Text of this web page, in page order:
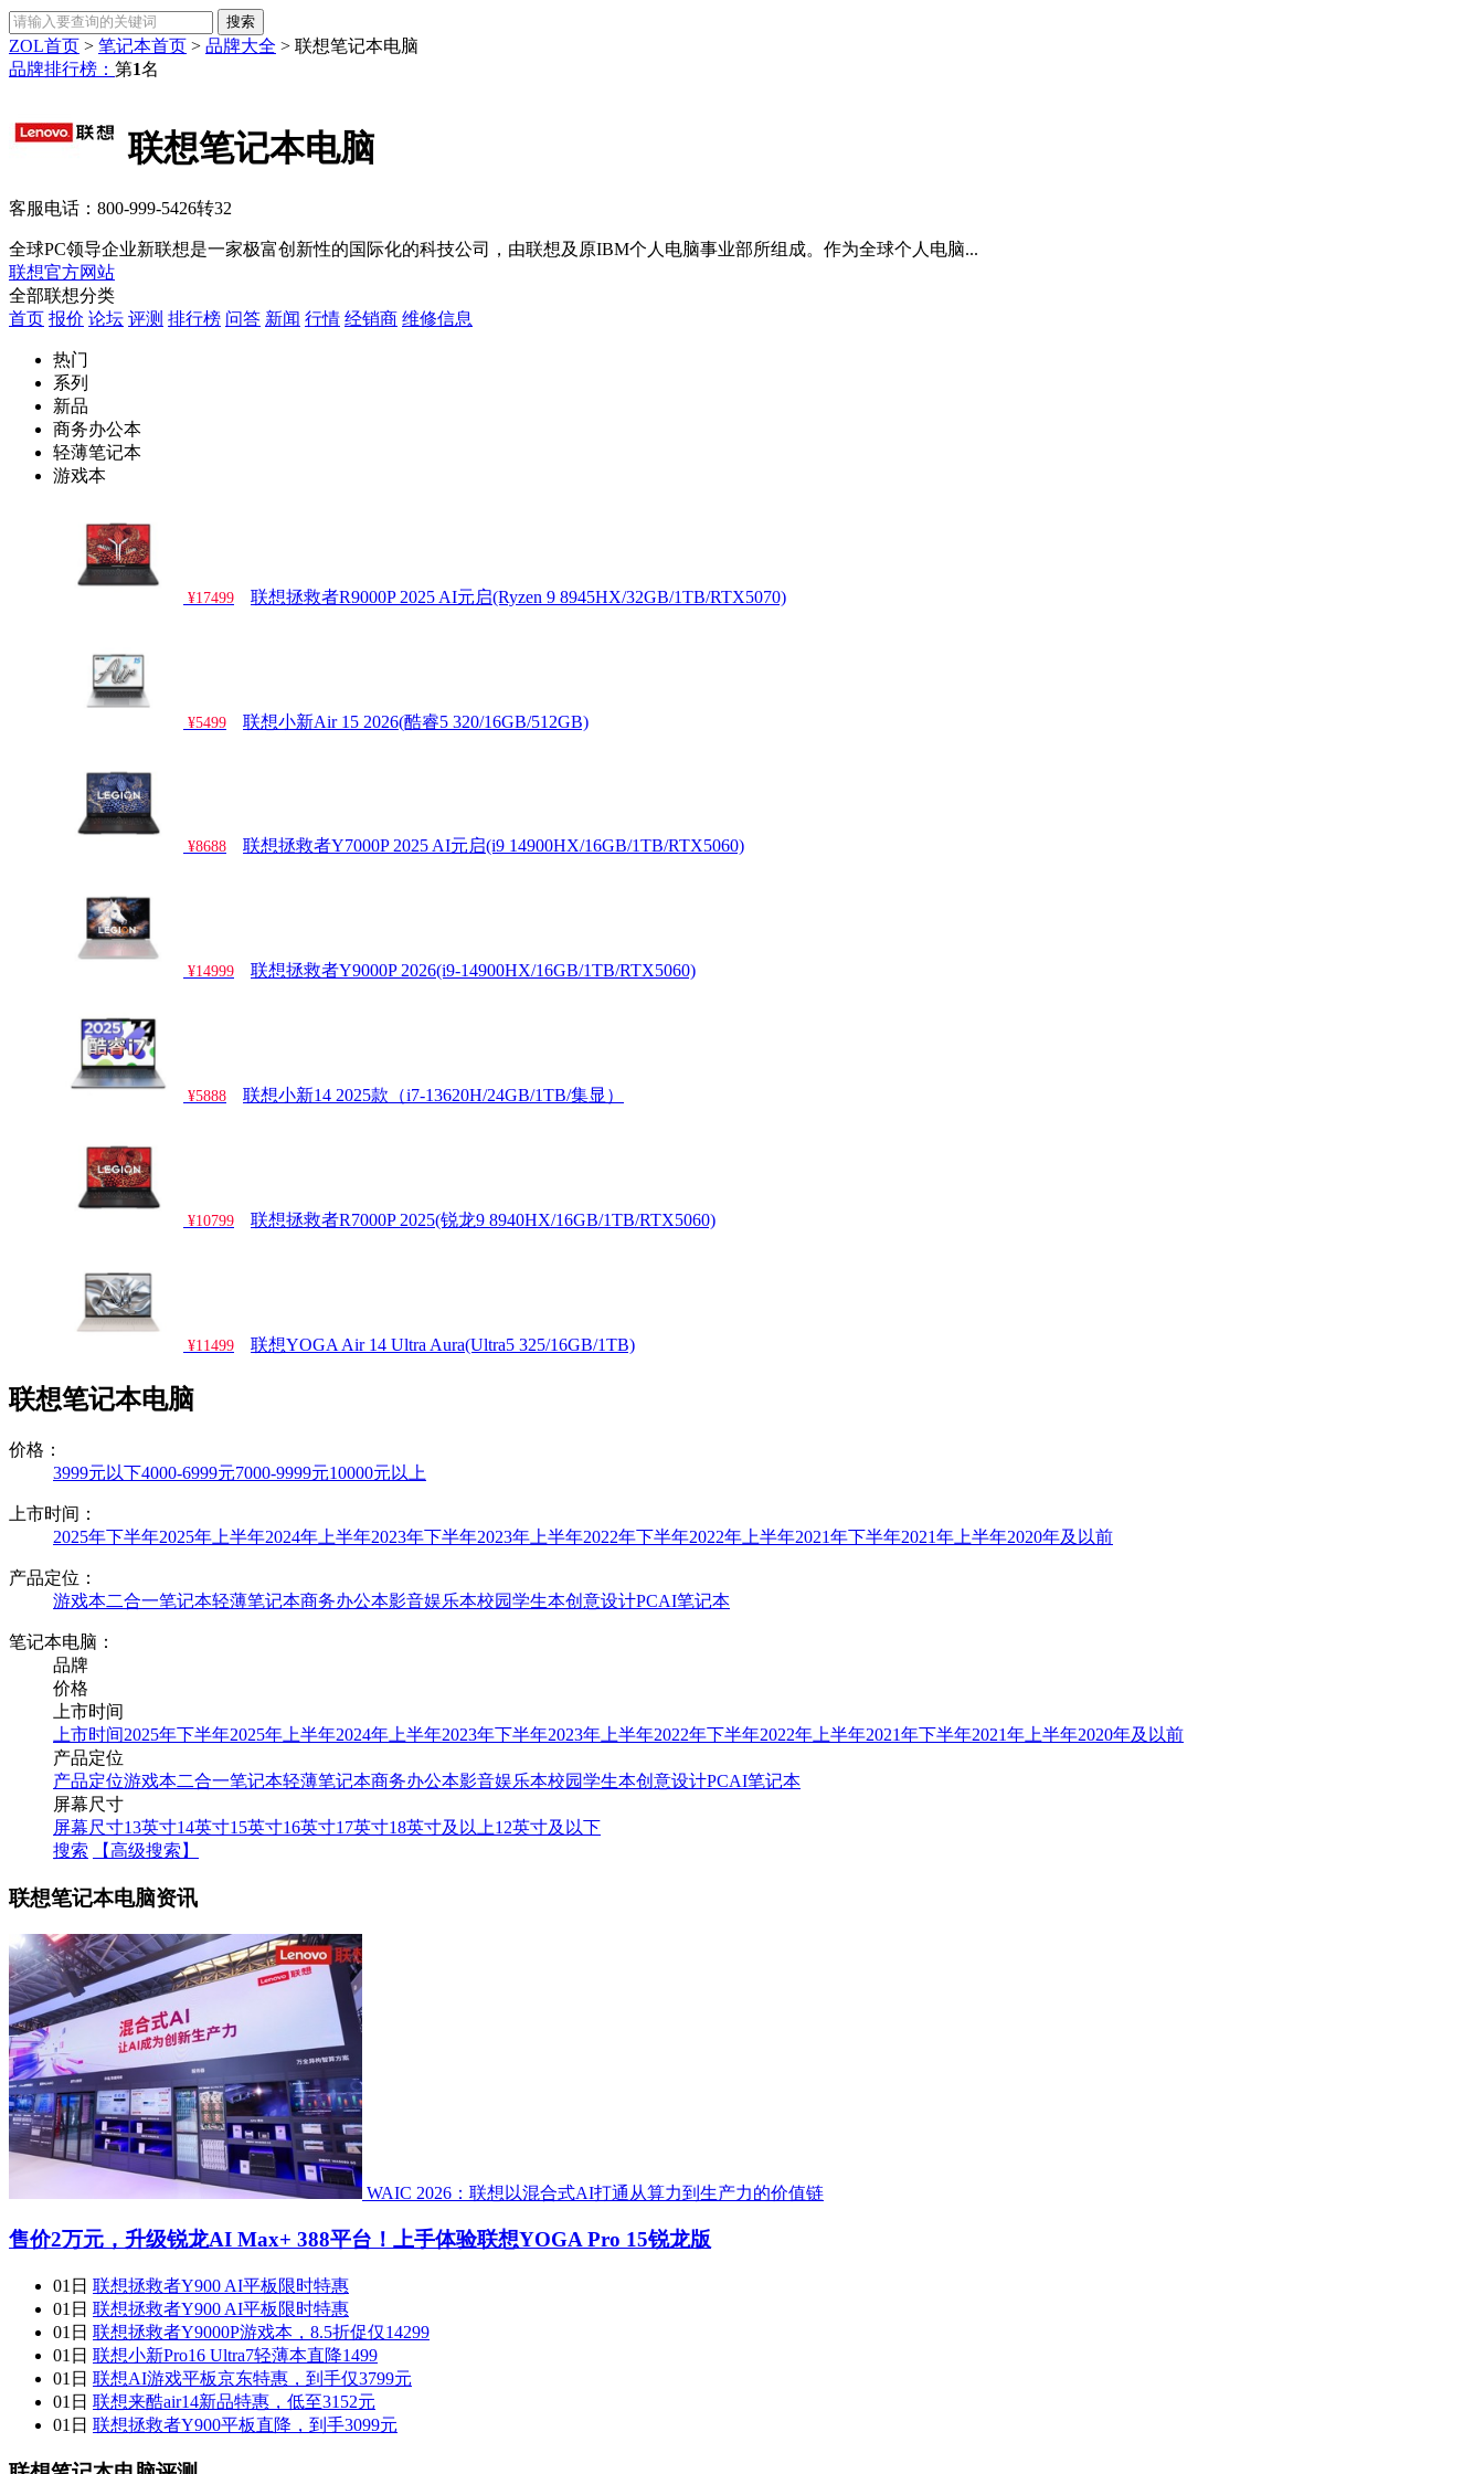
ZOL首页 > 笔记本首页 > 品牌大全 > 联想笔记本电脑
品牌排行榜： 第1名
联想笔记本电脑
客服电话： 800-999-5426转32
全球PC领导企业新联想是一家极富创新性的国际化的科技公司，由联想及原IBM个人电脑事业部所组成。作为全球个人电脑...
联想官方网站
全部联想分类
首页 报价 论坛 评测 排行榜 问答 新闻 行情 经销商 维修信息
热门
系列
新品
商务办公本
轻薄笔记本
游戏本
¥17499 联想拯救者R9000P 2025 AI元启(Ryzen 9 8945HX/32GB/1TB/RTX5070)
¥5499 联想小新Air 15 2026(酷睿5 320/16GB/512GB)
¥8688 联想拯救者Y7000P 2025 AI元启(i9 14900HX/16GB/1TB/RTX5060)
¥14999 联想拯救者Y9000P 2026(i9-14900HX/16GB/1TB/RTX5060)
¥5888 联想小新14 2025款（i7-13620H/24GB/1TB/集显）
¥10799 联想拯救者R7000P 2025(锐龙9 8940HX/16GB/1TB/RTX5060)
¥11499 联想YOGA Air 14 Ultra Aura(Ultra5 325/16GB/1TB)
联想笔记本电脑
价格：
3999元以下4000-6999元7000-9999元10000元以上
上市时间：
2025年下半年2025年上半年2024年上半年2023年下半年2023年上半年2022年下半年2022年上半年2021年下半年2021年上半年2020年及以前
产品定位：
游戏本二合一笔记本轻薄笔记本商务办公本影音娱乐本校园学生本创意设计PCAI笔记本
笔记本电脑：
品牌
价格
上市时间
上市时间2025年下半年2025年上半年2024年上半年2023年下半年2023年上半年2022年下半年2022年上半年2021年下半年2021年上半年2020年及以前
产品定位
产品定位游戏本二合一笔记本轻薄笔记本商务办公本影音娱乐本校园学生本创意设计PCAI笔记本
屏幕尺寸
屏幕尺寸13英寸14英寸15英寸16英寸17英寸18英寸及以上12英寸及以下
搜索
【高级搜索】
联想笔记本电脑资讯
WAIC 2026：联想以混合式AI打通从算力到生产力的价值链
售价2万元，升级锐龙AI Max+ 388平台！上手体验联想YOGA Pro 15锐龙版
01日 联想拯救者Y900 AI平板限时特惠
01日 联想拯救者Y900 AI平板限时特惠
01日 联想拯救者Y9000P游戏本，8.5折促仅14299
01日 联想小新Pro16 Ultra7轻薄本直降1499
01日 联想AI游戏平板京东特惠，到手仅3799元
01日 联想来酷air14新品特惠，低至3152元
01日 联想拯救者Y900平板直降，到手3099元